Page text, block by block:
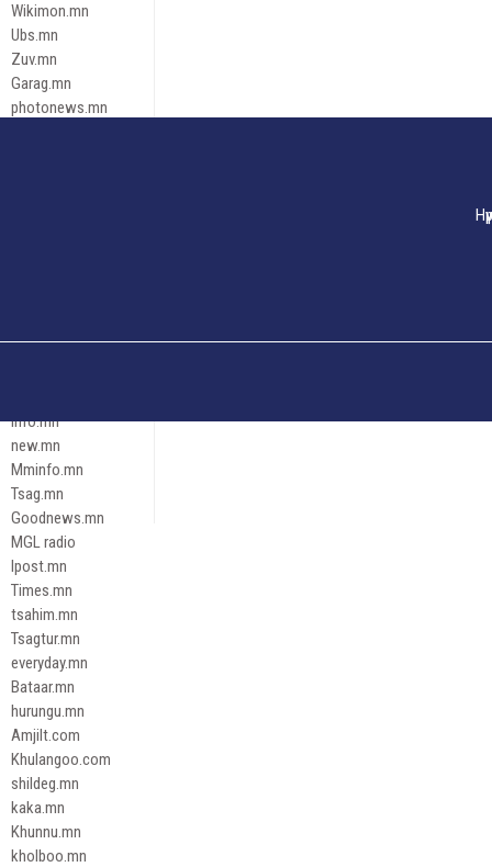
Wikimon.mn
Ubs.mn
Zuv.mn
Garag.mn
photonews.mn
Эрх зүй
info.mn
new.mn
Mminfo.mn
Tsag.mn
Goodnews.mn
MGL radio
Ipost.mn
Times.mn
tsahim.mn
Tsagtur.mn
everyday.mn
Bataar.mn
hurungu.mn
Amjilt.com
Khulangoo.com
shildeg.mn
kaka.mn
Khunnu.mn
kholboo.mn